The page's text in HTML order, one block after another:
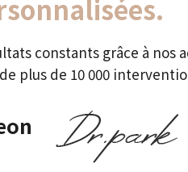
constants grâce à nos
plus de 10 000